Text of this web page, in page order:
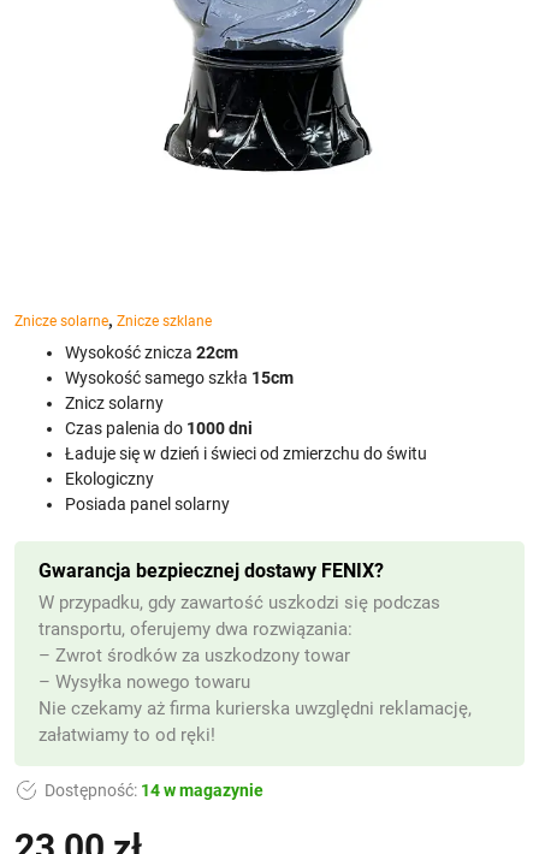
Znicze solarne, Znicze szklane
Wysokość znicza 22cm
Wysokość samego szkła 15cm
Znicz solarny
Czas palenia do 1000 dni
Ładuje się w dzień i świeci od zmierzchu do świtu
Ekologiczny
Posiada panel solarny
Dostępność: 14 w magazynie
Gwarancja bezpiecznej dostawy FENIX?
W przypadku, gdy zawartość uszkodzi się podczas
transportu, oferujemy dwa rozwiązania:
– Zwrot środków za uszkodzony towar
– Wysyłka nowego towaru
Nie czekamy aż firma kurierska uwzględni reklamację,
załatwiamy to od ręki!